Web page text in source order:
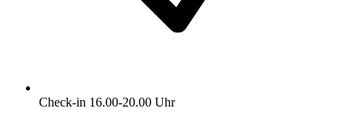
Check-in 16.00-20.00 Uhr